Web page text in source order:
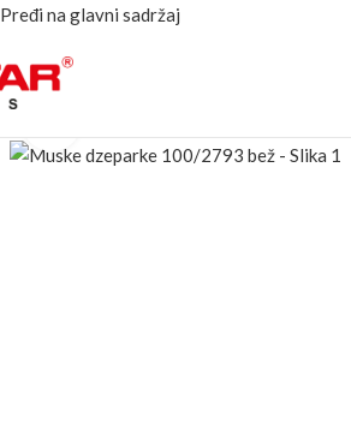
Pređi na glavni sadržaj